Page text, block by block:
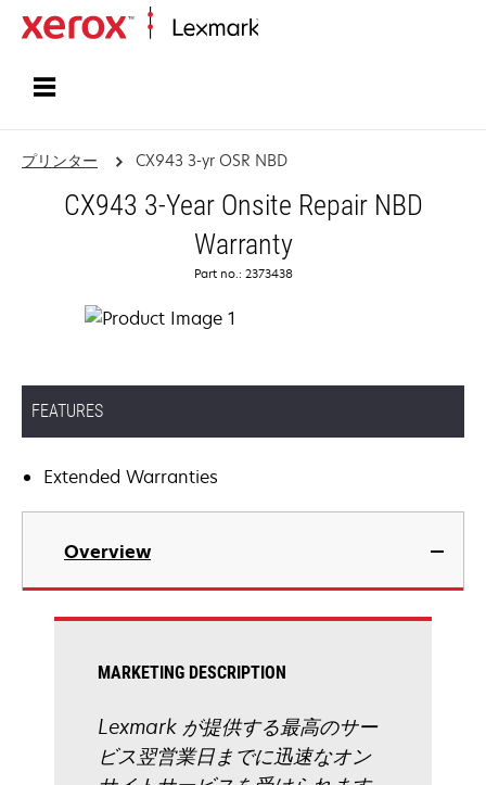
プリンター CX943 3-yr OSR NBD
CX943 3-Year Onsite Repair NBD
Warranty
Part no.: 2373438
FEATURES
Extended Warranties
Overview
MARKETING DESCRIPTION
Lexmark が提供する最高のサー
ビス翌営業日までに迅速なオン